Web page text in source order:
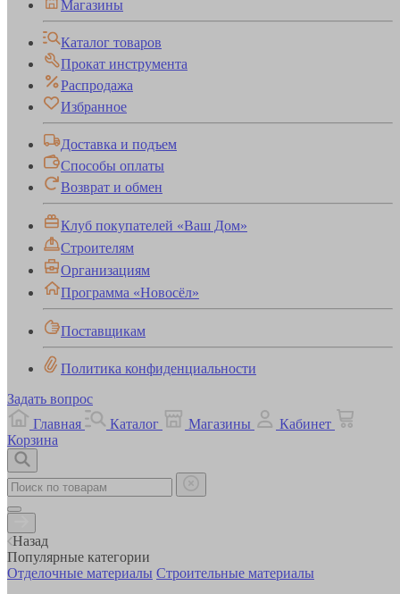
Магазины
Каталог товаров
Прокат инструмента
Распродажа
Избранное
Доставка и подъем
Способы оплаты
Возврат и обмен
Клуб покупателей «Ваш Дом»
Строителям
Организациям
Программа «Новосёл»
Поставщикам
Политика конфиденциальности
Задать вопрос
Главная
Каталог Магазины
Кабинет
Корзина
Назад
Популярные категории
Отделочные материалы Строительные материалы